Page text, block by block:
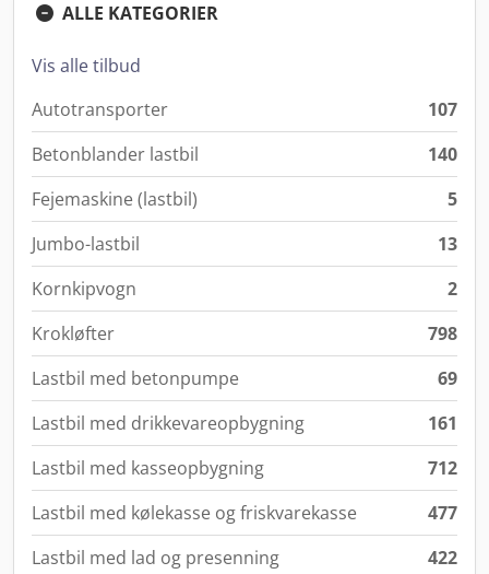
ALLE KATEGORIER
Vis alle tilbud
Autotransporter
107
Betonblander lastbil
140
Fejemaskine (lastbil)
5
Jumbo-lastbil
13
Kornkipvogn
2
Krokløfter
798
Lastbil med betonpumpe
69
Lastbil med drikkevareopbygning
161
Lastbil med kasseopbygning
712
Lastbil med kølekasse og friskvarekasse
477
Lastbil med lad og presenning
422